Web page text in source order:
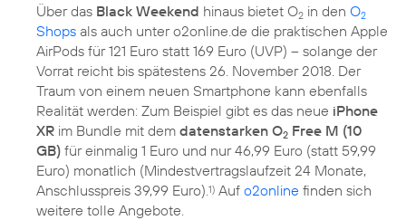
Über das Black Weekend hinaus bietet O2 in den O2
Shops als auch unter o2online.de die praktischen Apple
AirPods für 121 Euro statt 169 Euro (UVP) – solange der
Vorrat reicht bis spätestens 26. November 2018. Der
Traum von einem neuen Smartphone kann ebenfalls
Realität werden: Zum Beispiel gibt es das neue iPhone
XR im Bundle mit dem datenstarken O2 Free M (10
GB) für einmalig 1 Euro und nur 46,99 Euro (statt 59,99
Euro) monatlich (Mindestvertragslaufzeit 24 Monate,
Anschlusspreis 39,99 Euro). 1) Auf o2online finden sich
weitere tolle Angebote.